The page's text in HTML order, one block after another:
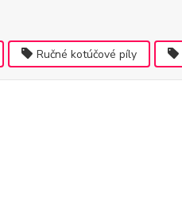
Ručné kotúčové píly